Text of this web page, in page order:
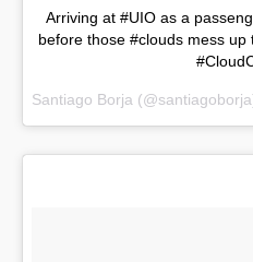
Arriving at #UIO as a
before those #clouds mess
Santiago Borja